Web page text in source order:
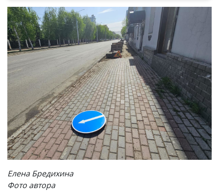
Елена Бредихина
Фото автора